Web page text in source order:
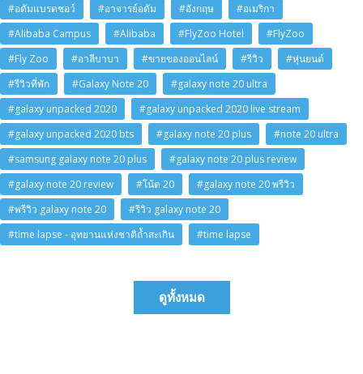
#อดัมแบรดชอว์
#อาจารย์อดัม #อังกฤษ
#อเมริกา
#Alibaba Campus
#Alibaba #FlyZoo Hotel
#FlyZoo
#Fly Zoo
#อาลีบาบา #ขายของออนไลน์ #รีวิว
#หุ่นยนต์
#รีวิวที่พัก
#Galaxy Note 20
#galaxy note 20 ultra
#galaxy unpacked 2020
#galaxy unpacked 2020 live stream
#galaxy unpacked 2020 bts
#galaxy note 20 plus
#note 20 ultra
#samsung galaxy note 20 plus
#galaxy note 20 plus review
#galaxy note 20 review
#โน้ต 20
#galaxy note 20 พรีวิว
#พรีวิว galaxy note 20
#รีวิว galaxy note 20
#time lapse - อุทยานแห่งชาติถ้ำสะเกิน
#time lapse
ดูทั้งหมด